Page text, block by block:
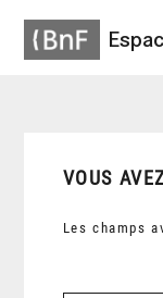
VOUS
Les champs